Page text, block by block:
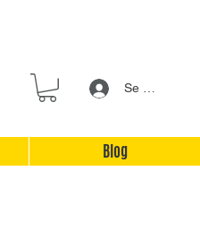
Se connecter
Blog